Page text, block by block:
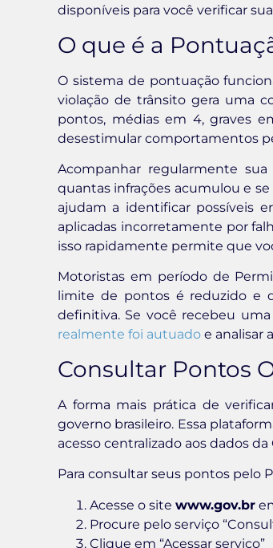
disponíveis para você verificar
O que é a
O sistema de pontuação
violação de trânsito gera uma
pontos, médias em 4, graves
desestimular comportamentos
Acompanhar regularmente
quantas infrações acumulou e
ajudam a identificar possíveis
aplicadas incorretamente por
isso rapidamente permite que
Motoristas em período de
limite de pontos é reduzido e
definitiva. Se você recebeu
realmente foi autuado e analisar
Consultar Pontos
A forma mais prática de
governo brasileiro. Essa
acesso centralizado aos dados da
Para consultar seus pontos pelo
Acesse o site www.gov.br
Procure pelo serviço
Clique em “Acessar serviço”